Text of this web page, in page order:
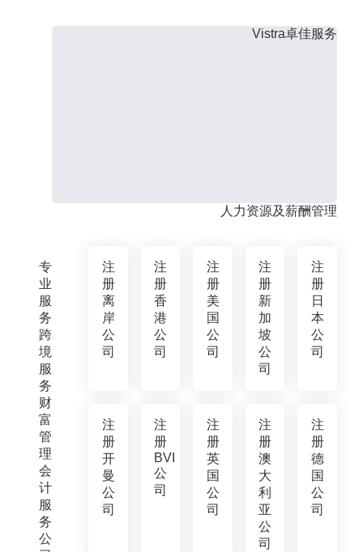
专
业
服
务
跨
境
服
务
财
富
管
理
会
计
服
务
公
Vistra卓佳服务
人力资源及薪酬管理
注
册
离
岸
公
司
注
册
香
港
公
司
注
册
美
国
公
司
注
册
新
加
坡
公
司
注
册
日
本
公
司
注
册
开
曼
公
司
注
册
BVI
公
司
注
册
英
国
公
司
注
册
澳
大
利
亚
公
司
注
册
德
国
公
司